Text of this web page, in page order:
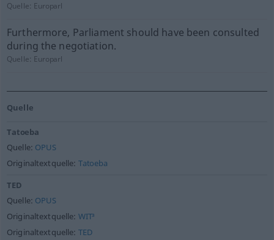
Quelle: Europarl
Furthermore, Parliament should have been consulted
during the negotiation.
Quelle: Europarl
Quelle
Tatoeba
Quelle: OPUS
Originaltextquelle: Tatoeba
TED
Quelle: OPUS
Originaltextquelle: WIT³
Originaltextquelle: TED